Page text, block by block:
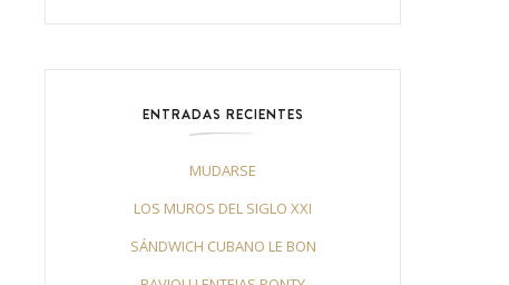
ENTRADAS RECIENTES
MUDARSE
LOS MUROS DEL SIGLO XXI
SÁNDWICH CUBANO LE BON